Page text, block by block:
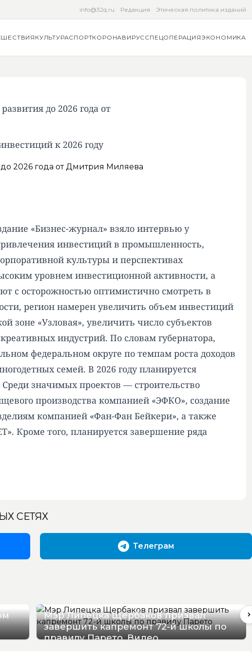
info@32q.ru Редакция Этическая политика изданий
КУЛЬТУРАСПОРТКОРОНАВИРУССПЕЦОПЕРАЦИЯЭКОНОМИКА
до 2026 года от
к 2026 году
«Бизнес-журнал» взяло интервью у
инвестиций в промышленность,
культуры и перспективах
уровнем инвестиционной активности, а
с осторожностью оптимистично смотреть в
регион намерен увеличить объем инвестиций
зоне «Узловая», увеличить число субъектов
индустрий. По словам губернатора,
федеральном округе по темпам роста доходов
семей. В 2026 году планируется
значимых проектов — строительство
производства компанией «ЭФКО», создание
компанией «Фан-Фан Бейкери», а также
Кроме того, планируется завершение ряда
СЕТЯХ
Телеграм
Мэр Липецка Щербаков призвал
завершить капремонт 72-й школы по
правилу Парето. Видео